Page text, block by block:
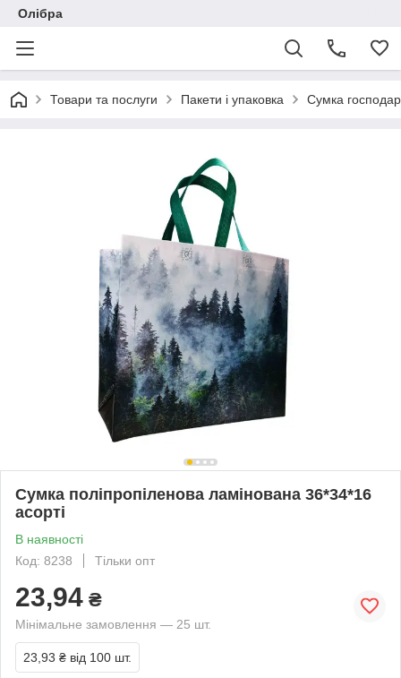
Олібра
Товари та послуги Пакети і упаковка Сумка
Сумка поліпропіленова ламінована 36*34*16
асорті
В наявності
Код: 8238
Тільки опт
23,94 ₴
Мінімальне замовлення — 25 шт.
23,93 ₴ від 100 шт.